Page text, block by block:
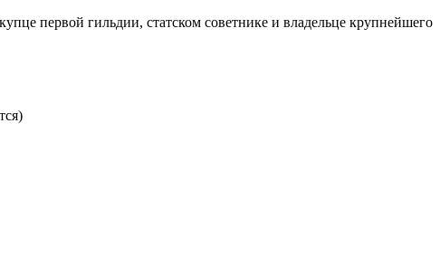
первой гильдии, статском советнике и владельце крупнейшего